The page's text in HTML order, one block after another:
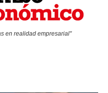
en realidad empresarial"